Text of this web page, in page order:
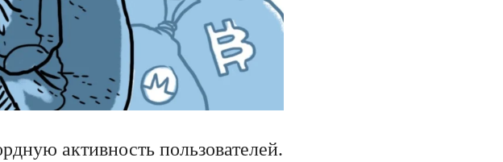
активность пользователей.